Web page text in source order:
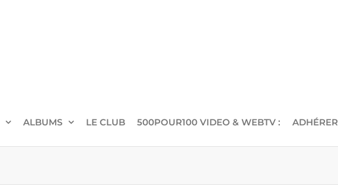
ALBUMS LE CLUB 500POUR100 VIDEO & WEBTV : ADHÉRER